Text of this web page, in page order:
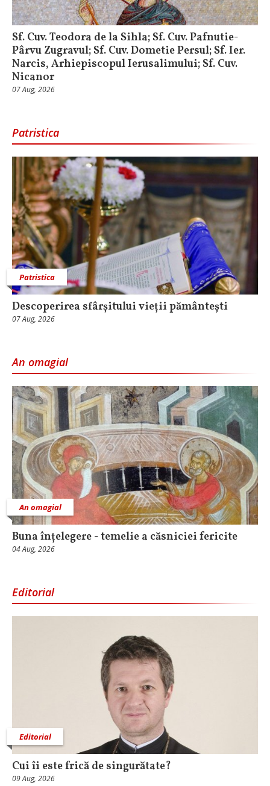
Sf. Cuv. Teodora de la Sihla; Sf. Cuv. Pafnutie-
Pârvu Zugravul; Sf. Cuv. Dometie Persul; Sf. Ier.
Narcis, Arhiepiscopul Ierusalimului; Sf. Cuv.
Nicanor
07 Aug, 2026
Patristica
Patristica
Descoperirea sfârșitului vieții pământești
07 Aug, 2026
An omagial
An omagial
Buna înțelegere - temelie a căsniciei fericite
04 Aug, 2026
Editorial
Editorial
Cui îi este frică de singurătate?
09 Aug, 2026